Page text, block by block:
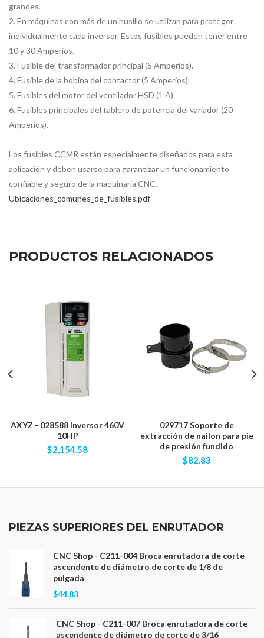
grandes.
2. En máquinas con más de un husillo se utilizan para proteger
individualmente cada inversor. Estos fusibles pueden tener entre
10 y 30 Amperios.
3. Fusible del transformador principal (5 Amperios).
4. Fusible de la bobina del contactor (5 Amperios).
5. Fusibles del motor del ventilador HSD (1 A).
6. Fusibles principales del tablero de potencia del variador (20
Amperios).
Los fusibles CCMR están especialmente diseñados para esta
aplicación y deben usarse para garantizar un funcionamiento
confiable y seguro de la maquinaria CNC.
Ubicaciones_comunes_de_fusibles.pdf
PRODUCTOS RELACIONADOS
AXYZ - 028588 Inversor 460V
10HP
$2,154.58
029717 Soporte de
extracción de nailon para pie
de presión fundido
$82.83
PIEZAS SUPERIORES DEL ENRUTADOR
CNC Shop - C211-004 Broca enrutadora de corte
ascendente de diámetro de corte de 1/8 de
pulgada
$44.83
CNC Shop - C211-007 Broca enrutadora de corte
ascendente de diámetro de corte de 3/16